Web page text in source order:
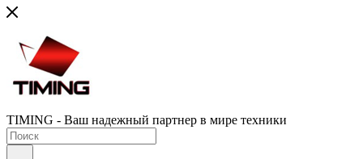
TIMING - Ваш надежный партнер в мире техники